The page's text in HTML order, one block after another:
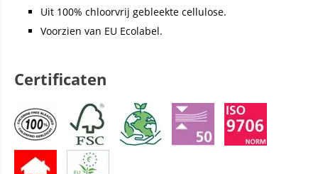
Uit 100% chloorvrij gebleekte cellulose.
Voorzien van EU Ecolabel.
Certificaten